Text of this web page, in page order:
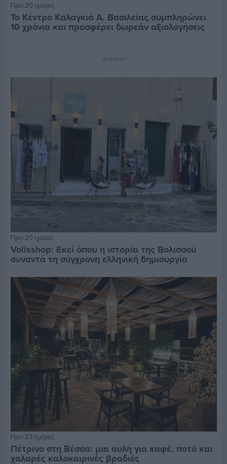
Πριν 20 ημέρες
Το Κέντρο Καλαγκιά Α. Βασιλείας συμπληρώνει
10 χρόνια και προσφέρει δωρεάν αξιολογήσεις
Διαφήμιση
Πριν 20 ημέρες
Volisshop: Εκεί όπου η ιστορία της Βολισσού
συναντά τη σύγχρονη ελληνική δημιουργία
Πριν 23 ημέρες
Πέτρινο στη Βέσσα: μια αυλή για καφέ, ποτό και
χαλαρές καλοκαιρινές βραδιές